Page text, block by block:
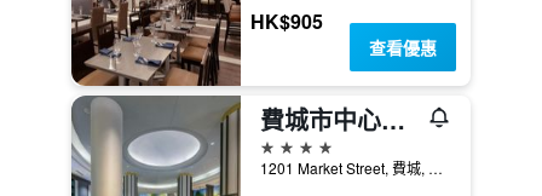
HK$905
查看優惠
費城市中心萬豪酒店
4星級
1201 Market Street, 費城, PA, 美國